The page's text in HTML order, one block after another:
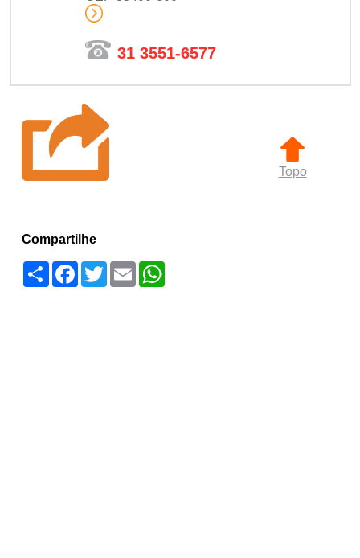
31 3551-6577
Topo
Compartilhe
Compartilhar
Facebook
TwitterEmailWhatsApp